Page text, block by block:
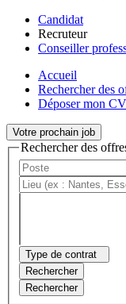
Candidat
Recruteur
Conseiller
Accueil
Rechercher des
Déposer mon CV
Votre prochain job
Rechercher des
Type de contrat
Rechercher
Rechercher